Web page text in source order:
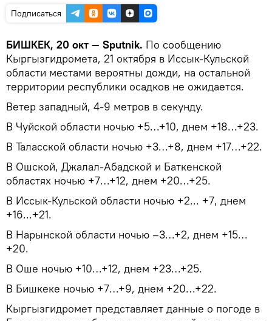
Подписаться
БИШКЕК, 20 окт — Sputnik. По сообщению
Кыргызгидромета, 21 октября в Иссык-Кульской
области местами вероятны дожди, на остальной
территории республики осадков не ожидается.
Ветер западный, 4-9 метров в секунду.
В Чуйской области ночью +5…+10, днем +18…+23.
В Таласской области ночью +3…+8, днем +17…+22.
В Ошской, Джалал-Абадской и Баткенской
областях ночью +7…+12, днем +20…+25.
В Иссык-Кульской области ночью +2... +7, днем
+16...+21.
В Нарынской области ночью –3…+2, днем +15…
+20.
В Оше ночью +10…+12, днем +23…+25.
В Бишкеке ночью +7…+9, днем +20…+22.
Кыргызгидромет представляет данные о погоде в